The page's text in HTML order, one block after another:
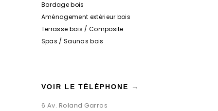
Bardage bois
Aménagement extérieur bois
Terrasse bois / Composite
Spas / Saunas bois
VOIR LE TÉLÉPHONE →
6 Av. Roland Garros